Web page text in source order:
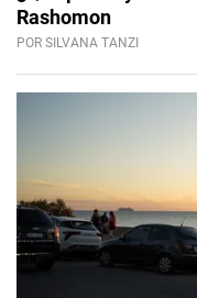
Rashomon
POR SILVANA TANZI